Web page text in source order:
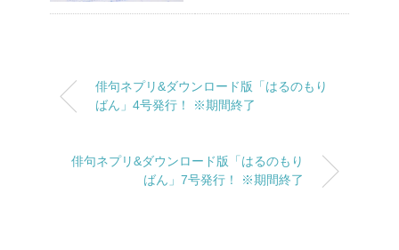
俳句ネプリ&ダウンロード版「はるのもり
ばん」4号発行！ ※期間終了
俳句ネプリ&ダウンロード版「はるのもり
ばん」7号発行！ ※期間終了